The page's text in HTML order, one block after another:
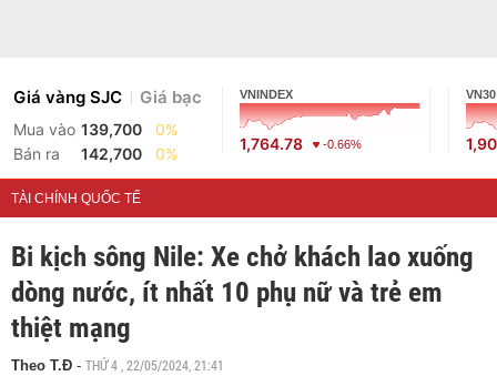
Giá vàng SJC Giá bạc
Mua vào 139,700
0%
Bán ra
142,700 0%
VNINDEX
1,764.78 -0.66%
VN30
TÀI CHÍNH QUỐC TẾ
Bi kịch sông Nile: Xe chở khách lao xuống
dòng nước, ít nhất 10 phụ nữ và trẻ em
thiệt mạng
Theo T.Đ - THỨ 4 , 22/05/2024, 21:41